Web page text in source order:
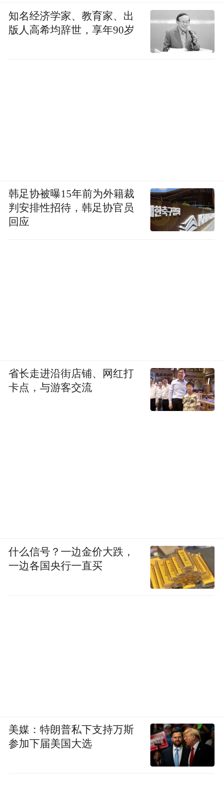
知名经济学家、教育家、出
版人高希均辞世，享年90岁
韩足协被曝15年前为外籍裁
判安排性招待，韩足协官员
回应
省长走进沿街店铺、网红打
卡点，与游客交流
什么信号？一边金价大跌，
一边各国央行一直买
美媒：特朗普私下支持万斯
参加下届美国大选